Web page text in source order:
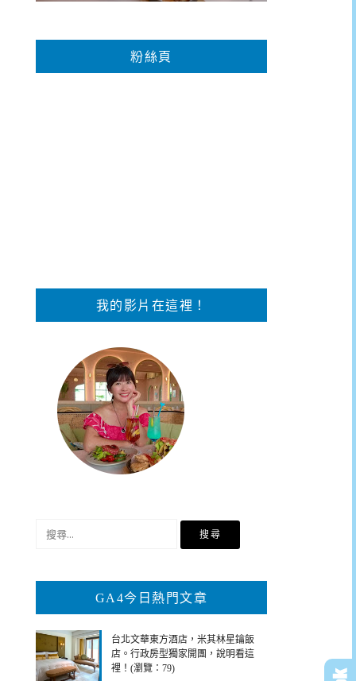
粉絲頁
我的影片在這裡！
鍵
GA4今日熱門文章
台北文華東方酒店，米其林星鑰飯
店。行政房型獨家開團，說明看這
裡！(瀏覽：79)